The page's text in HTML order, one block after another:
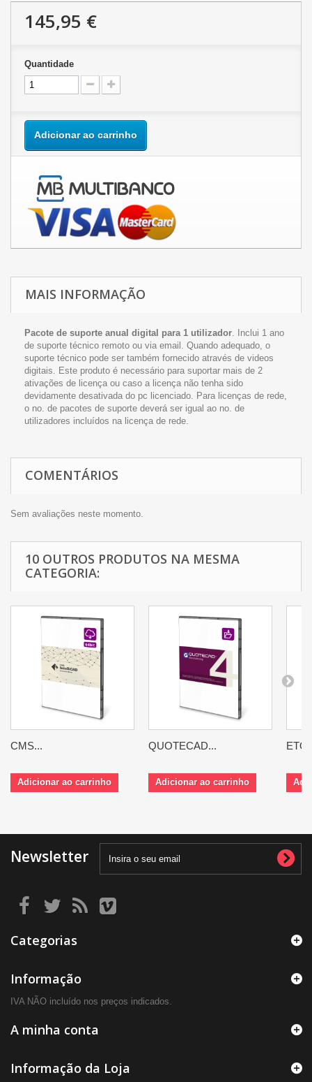
145,95 €
Quantidade
Adicionar ao carrinho
MAIS INFORMAÇÃO
Pacote de suporte anual digital para 1 utilizador. Inclui 1 ano
de suporte técnico remoto ou via email. Quando adequado, o
suporte técnico pode ser também fornecido através de videos
digitais. Este produto é necessário para suportar mais de 2
ativações de licença ou caso a licença não tenha sido
devidamente desativada do pc licenciado. Para licenças de rede,
o no. de pacotes de suporte deverá ser igual ao no. de
utilizadores incluídos na licença de rede.
COMENTÁRIOS
Sem avaliações neste momento.
10 OUTROS PRODUTOS NA MESMA
CATEGORIA:
CMS...
Adicionar ao carrinho
QUOTECAD...
Adicionar ao carrinho
Newsletter
Categorias
Informação
IVA NÃO incluído nos preços indicados.
A minha conta
Informação da Loja